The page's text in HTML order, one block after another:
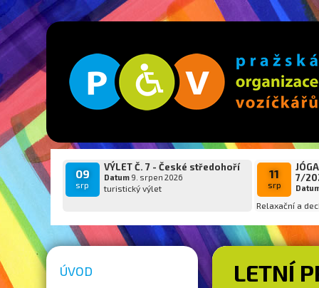
09
srp
VÝLET Č. 7 - České středohoří
Datum9. srpen 2026
turistický výlet
11
srp
7/
Relaxační a
ÚVOD
LETNÍ